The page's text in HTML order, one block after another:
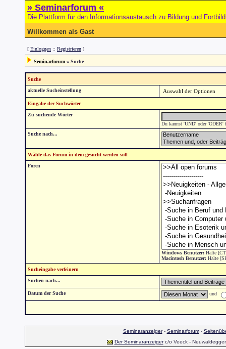
» Seminarforum «
Die Plattform für den Informationsaustausch zu Bildung und
Willkommen als Gast
[ Einloggen :: Registrieren ]
Seminarforum » Suche
Suche
aktuelle Sucheinstellung
Eingabe der Suchwörter
Zu suchende Wörter
Du kannst 'UND' oder 'ODER'
Suche nach...
Wähle das Forum in dem gesucht werden soll
Foren
Windows Benutzer: Halte
Macintosh Benutzer: Halte
Sucheingabe verfeinern
Suchen nach...
Datum der Suche und
Seminaranzeiger- Seminarforum-
Der Seminaranzeigerc/o Veeck -